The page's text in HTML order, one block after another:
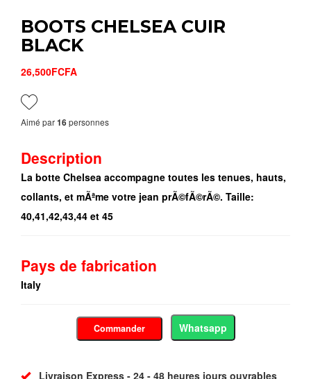
BOOTS CHELSEA CUIR
BLACK
26,500FCFA
Aimé par16 personnes
Description
La botte Chelsea accompagne toutes les tenues, hauts,
collants, et mÃªme votre jean prÃ©fÃ©rÃ©. Taille:
40,41,42,43,44 et 45
Pays de fabrication
Italy
Commander Whatsapp
Livraison Express - 24 - 48 heures jours ouvrables